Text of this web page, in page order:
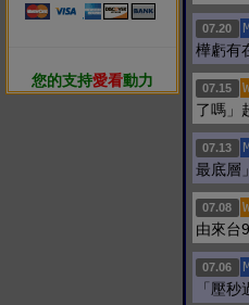
您的支持愛看動力
07.20
樺虧有
07.15
了嗎」
07.13
最底層
07.08
由來台
07.06
「壓